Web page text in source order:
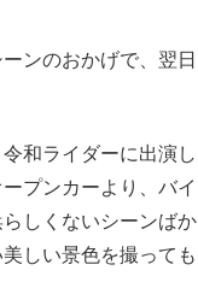
ンのおかげで、翌日
和ライダーに出演し
プンカーより、バイ
しくないシーンばか
しい景色を撮っても